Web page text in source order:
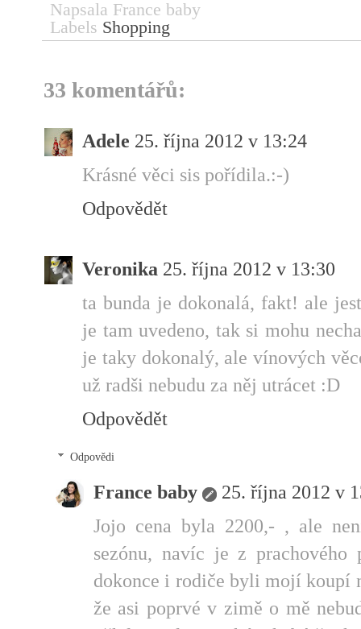
Napsala France baby
Labels Shopping
33 komentářů:
Adele 25. října 2012 v 13:24
Krásné věci sis pořídila.:-)
Odpovědět
Veronika 25. října 2012 v 13:30
ta bunda je dokonalá, fakt! ale
je tam uvedeno, tak si mohu
je taky dokonalý, ale vínových
už radši nebudu za něj utrácet :D
Odpovědět
Odpovědi
France baby
25. října 2012 v
Jojo cena byla 2200,- , ale
sezónu, navíc je z prachového
dokonce i rodiče byli mojí koupí
že asi poprvé v zimě o mě